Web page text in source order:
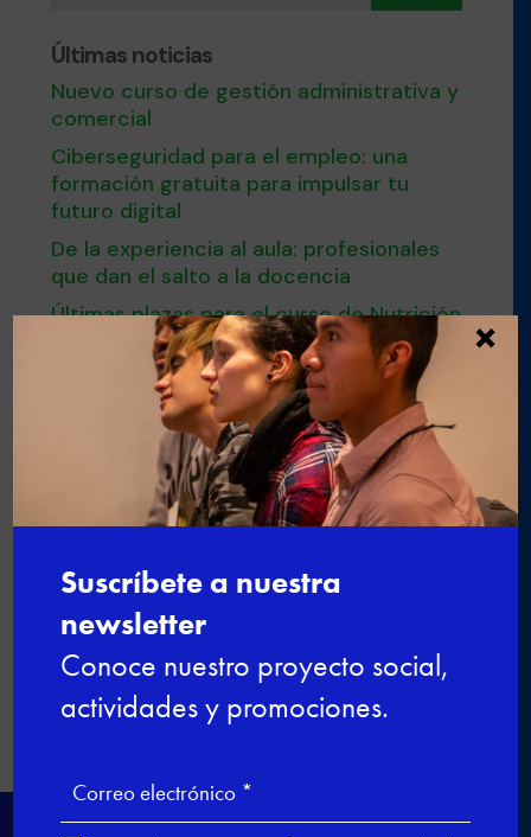
Últimas noticias
Nuevo curso de gestión administrativa y
comercial
Ciberseguridad para el empleo: una
formación gratuita para impulsar tu
futuro digital
De la experiencia al aula: profesionales
que dan el salto a la docencia
Últimas plazas para el curso de Nutrición
y cocina saludable en Esment Inca
Nuestro modelo de FPDual en el
Congreso estatal sobre Empleo

←Las jornadas FOCA se celebran en
Esment Escola Professional
Aprendices, Formación Dual y
Esment Alimentació→
×